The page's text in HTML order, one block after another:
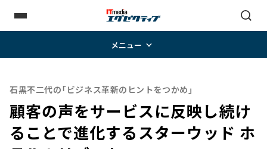
メニュー
石黒不二代の「ビジネス革新のヒントをつかめ」
顧客の声をサービスに反映し続け
ることで進化する――スターウッド ホ